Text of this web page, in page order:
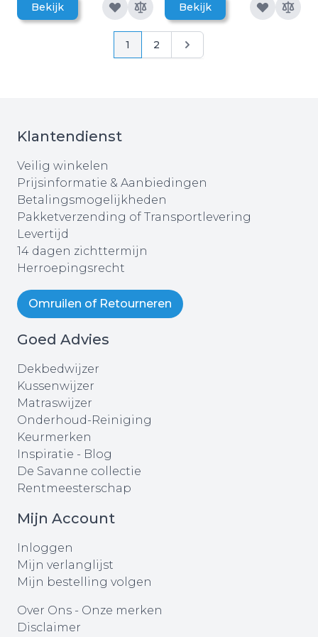
Bekijk Bekijk
Pagina
Pagina
1 Pagina
2 Pagina
Klantendienst
Veilig winkelen
Prijsinformatie & Aanbiedingen
Betalingsmogelijkheden
Pakketverzending of Transportlevering
Levertijd
14 dagen zichttermijn
Herroepingsrecht
Omruilen of Retourneren
Goed Advies
Dekbedwijzer
Kussenwijzer
Matraswijzer
Onderhoud-Reiniging
Keurmerken
Inspiratie - Blog
De Savanne collectie
Rentmeesterschap
Mijn Account
Inloggen
Mijn verlanglijst
Mijn bestelling volgen
Over Ons - Onze merken
Disclaimer